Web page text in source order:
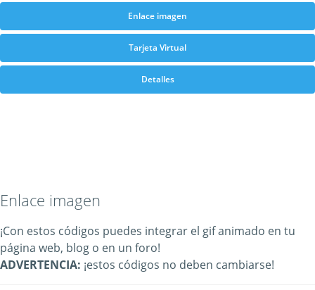
Enlace imagen
Tarjeta Virtual
Detalles
Enlace imagen
¡Con estos códigos puedes integrar el gif animado en tu
página web, blog o en un foro!
ADVERTENCIA: ¡estos códigos no deben cambiarse!